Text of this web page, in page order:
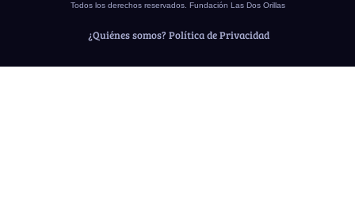
Todos los derechos reservados. Fundación Las Dos Orillas
¿Quiénes somos? Política de Privacidad